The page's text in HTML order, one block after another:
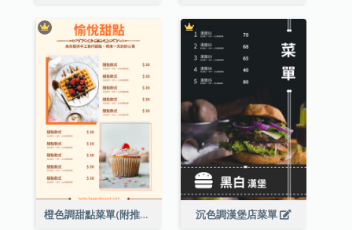
橙色調甜點菜單(附推薦款式圖片) 沉色調漢堡店菜單